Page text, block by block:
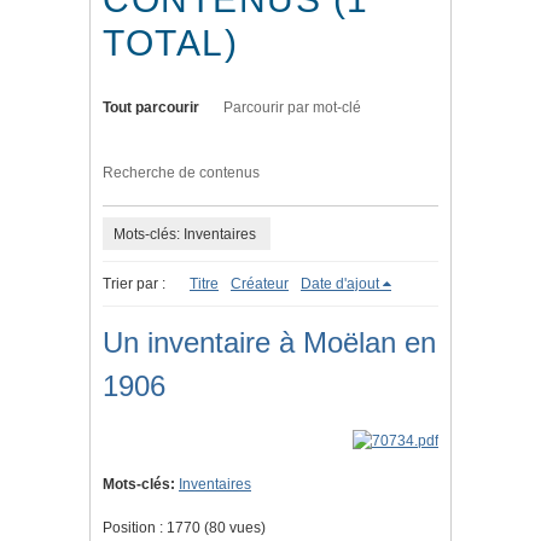
TOTAL)
Tout parcourir Parcourir par mot-clé
Recherche de contenus
Mots-clés: Inventaires
Trier par : Titre Créateur Date d'ajout
Un inventaire à Moëlan en
1906
Mots-clés: Inventaires
Position : 1770 (80 vues)